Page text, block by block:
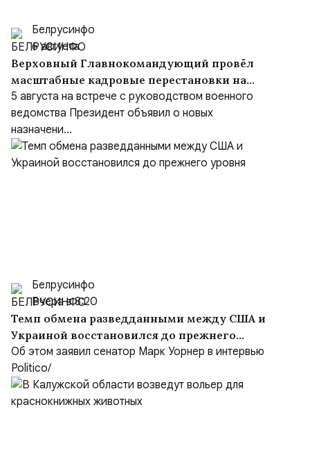
Белрусинфо
6 августа
Верховный Главнокомандующий провёл
масштабные кадровые перестановки на
встрече с руководством Министерства
обороны и группировок войск
5 августа на встрече с руководством военного
ведомства Президент объявил о новых
назначени...
Белрусинфо
Вчера в 8:20
Темп обмена разведданными между США и
Украиной восстановился до прежнего
уровня
Об этом заявил сенатор Марк Уорнер в интервью
Politico/